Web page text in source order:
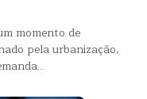
momento de
pela urbanização,